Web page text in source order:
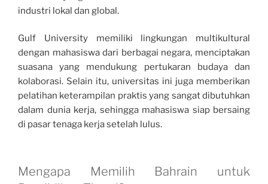
industri lokal dan global.
Gulf University memiliki lingkungan multikultural
dengan mahasiswa dari berbagai negara, menciptakan
suasana yang mendukung pertukaran budaya dan
kolaborasi. Selain itu, universitas ini juga memberikan
pelatihan keterampilan praktis yang sangat dibutuhkan
dalam dunia kerja, sehingga mahasiswa siap bersaing
di pasar tenaga kerja setelah lulus.
Mengapa Memilih Bahrain untuk